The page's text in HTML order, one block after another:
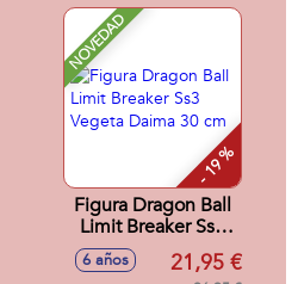
NOVEDAD
- 19 %
Figura Dragon Ball
Limit Breaker Ss3
Vegeta Daima 30
6 años 21,95 €